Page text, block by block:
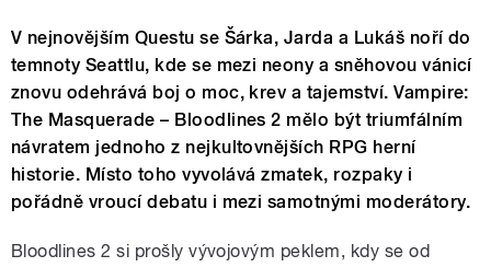
V nejnovějším Questu se Šárka, Jarda a Lukáš noří do
temnoty Seattlu, kde se mezi neony a sněhovou vánicí
znovu odehrává boj o moc, krev a tajemství. Vampire:
The Masquerade – Bloodlines 2 mělo být triumfálním
návratem jednoho z nejkultovnějších RPG herní
historie. Místo toho vyvolává zmatek, rozpaky i
pořádně vroucí debatu i mezi samotnými moderátory.
Bloodlines 2 si prošly vývojovým peklem, kdy se od